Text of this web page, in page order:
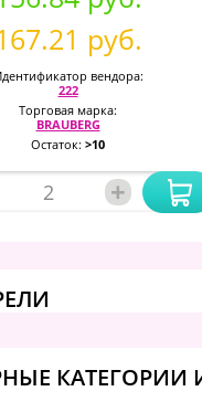
руб.
вендора:
222
Торговая марка:
BRAUBERG
Остаток: >10
+
КАТЕГОРИИ